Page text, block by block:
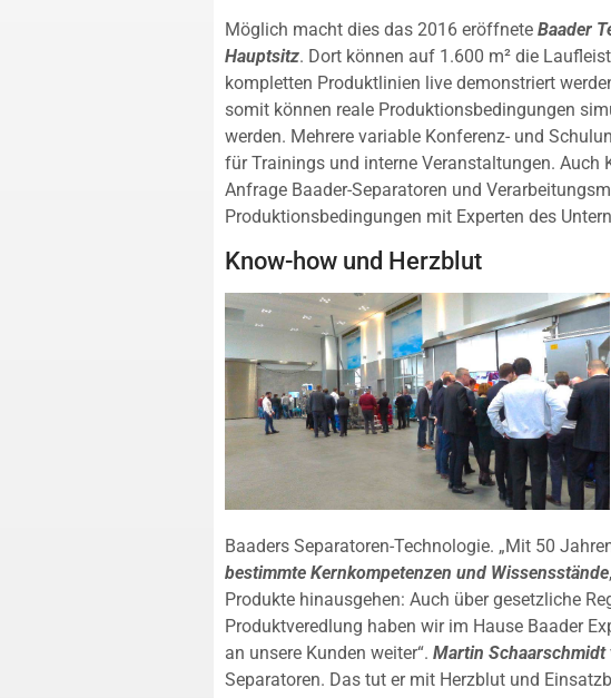
Möglich macht dies das 2016 eröffnete Baader
Hauptsitz. Dort können auf 1.600 m² die
kompletten Produktlinien live demonstriert
somit können reale Produktionsbedingungen
werden. Mehrere variable Konferenz- und
für Trainings und interne Veranstaltungen.
Anfrage Baader-Separatoren und
Produktionsbedingungen mit Experten des
Know-how und Herzblut
Baaders Separatoren-Technologie. „Mit 50
bestimmte Kernkompetenzen und Wissensstände
Produkte hinausgehen: Auch über gesetzliche
Produktveredlung haben wir im Hause Baader
an unsere Kunden weiter“. Martin Schaarschmidt
Separatoren. Das tut er mit Herzblut und